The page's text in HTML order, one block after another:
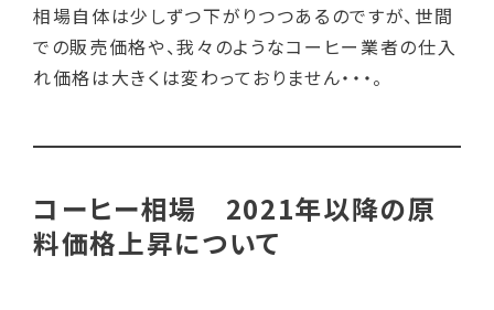
相場自体は少しずつ下がりつつあるのですが、世間
での販売価格や、我々のようなコーヒー業者の仕入
れ価格は大きくは変わっておりません・・・。
コーヒー相場 2021年以降の原
料価格上昇について